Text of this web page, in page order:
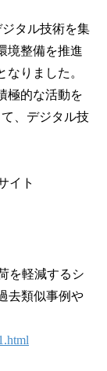
タル技術を集
境整備を推進
りました。
極的な活動を
、デジタル技
イト
を軽減するシ
去類似事例や